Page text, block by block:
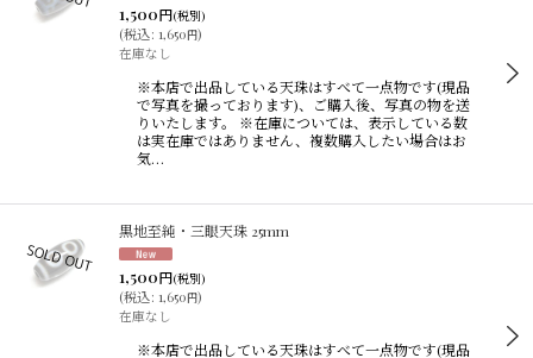
1,500円(税別)
(税込: 1,650円)
在庫なし
※本店で出品している天珠はすべて一点物です(現品
で写真を撮っております)、ご購入後、写真の物を送
りいたします。 ※在庫については、表示している数
は実在庫ではありません、複数購入したい場合はお
気…
黒地至純・三眼天珠 25mm
1,500円(税別)
(税込: 1,650円)
在庫なし
※本店で出品している天珠はすべて一点物です(現品